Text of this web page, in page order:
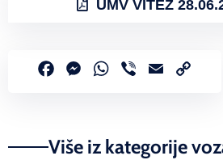
UMV VITEZ
FacebookMessenger
WhatsApp
Viber Email
Više iz kategorije